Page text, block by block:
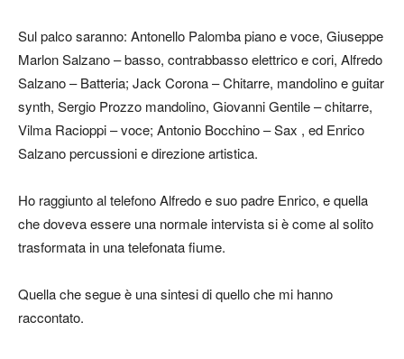
Sul palco saranno: Antonello Palomba piano e voce, Giuseppe
Marlon Salzano – basso, contrabbasso elettrico e cori, Alfredo
Salzano – Batteria; Jack Corona – Chitarre, mandolino e guitar
synth, Sergio Prozzo mandolino, Giovanni Gentile – chitarre,
Vilma Racioppi – voce; Antonio Bocchino – Sax , ed Enrico
Salzano percussioni e direzione artistica.
Ho raggiunto al telefono Alfredo e suo padre Enrico, e quella
che doveva essere una normale intervista si è come al solito
trasformata in una telefonata fiume.
Quella che segue è una sintesi di quello che mi hanno
raccontato.